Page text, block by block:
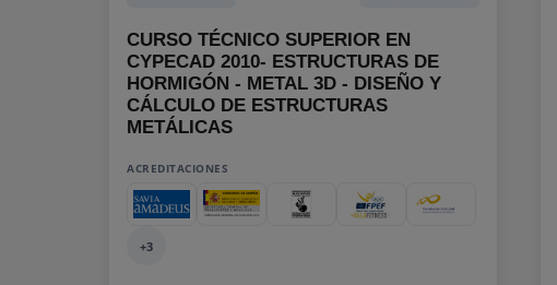
CURSO TÉCNICO SUPERIOR EN
CYPECAD 2010- ESTRUCTURAS DE
HORMIGÓN - METAL 3D - DISEÑO Y
CÁLCULO DE ESTRUCTURAS
METÁLICAS
ACREDITACIONES
+3